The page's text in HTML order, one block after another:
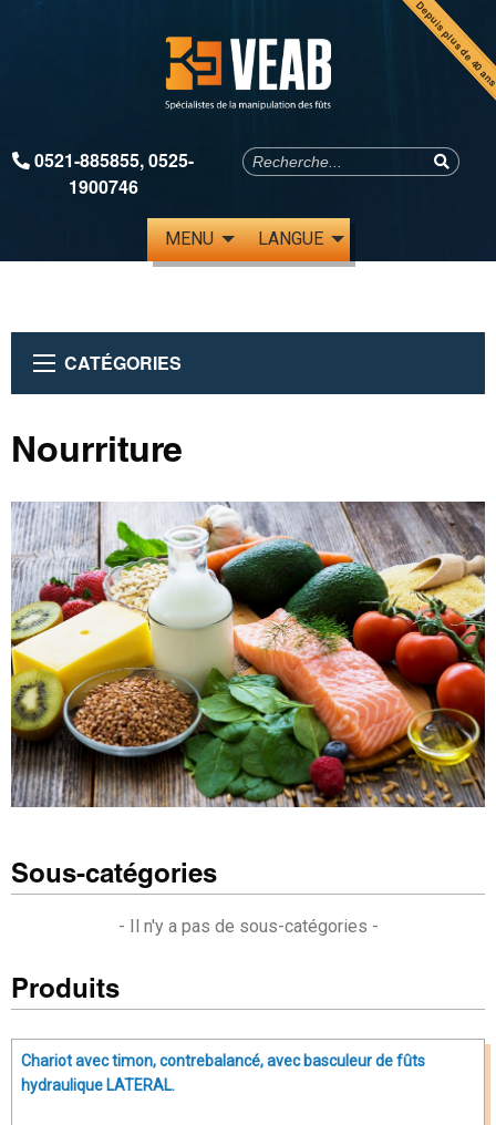
Depuis plus de
0521-885855,0525-
1900746
MENU LANGUE
CATÉGORIES
Nourriture
Sous-catégories
- Il n'y a pas de sous-catégories -
Produits
Chariot avec timon, contrebalancé, avec basculeur de fûts
hydraulique LATERAL.